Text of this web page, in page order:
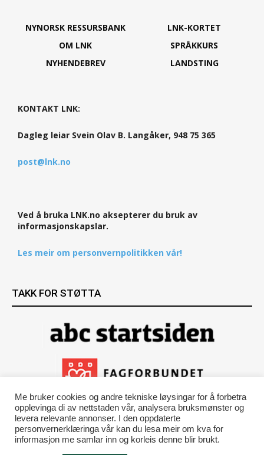
NYNORSK RESSURSBANK
OM LNK
NYHENDEBREV
LNK-KORTET
SPRÅKKURS
LANDSTING
KONTAKT LNK:
Dagleg leiar Svein Olav B. Langåker, 948 75 365
post@lnk.no
Ved å bruka LNK.no aksepterer du bruk av
informasjonskapslar.
Les meir om personvernpolitikken vår!
TAKK FOR STØTTA
Me bruker cookies og andre tekniske løysingar for å forbetra
opplevinga di av nettstaden vår, analysera bruksmønster og
levera relevante annonser. I den oppdaterte
personvernerklæringa vår kan du lesa meir om kva for
informasjon me samlar inn og korleis denne blir brukt.